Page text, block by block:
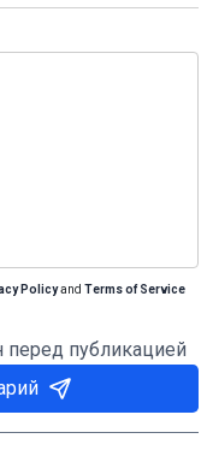
Policyand Terms of Service
публикацией